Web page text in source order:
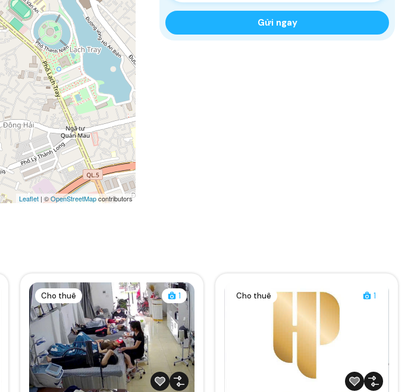
Leaflet | ©OpenStreetMapcontributors
Cho thuê 1 Cho thuê 1